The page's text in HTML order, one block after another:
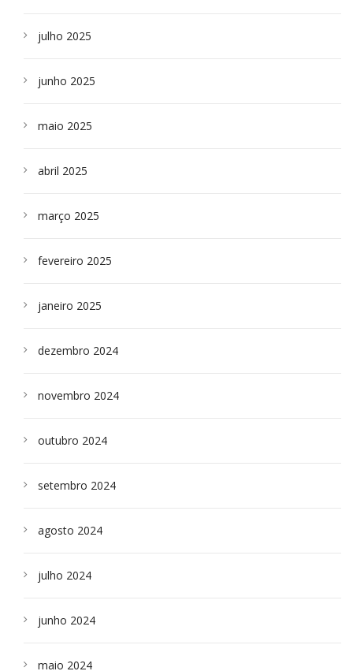
julho 2025
junho 2025
maio 2025
abril 2025
março 2025
fevereiro 2025
janeiro 2025
dezembro 2024
novembro 2024
outubro 2024
setembro 2024
agosto 2024
julho 2024
junho 2024
maio 2024